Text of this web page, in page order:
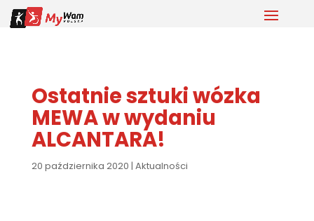
Ostatnie sztuki wózka
MEWA w wydaniu
ALCANTARA!
20 października 2020 | Aktualności